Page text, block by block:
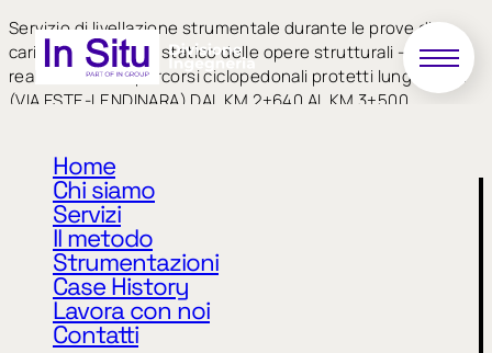
Home
Chi siamo
Servizi
Il metodo
Strumentazioni
Case History
Lavora con noi
Contatti
Servizio di livellazione strumentale durante le prove di
carico per collaudo statico delle opere strutturali –
realizzazione di percorsi ciclopedonali protetti lungo SP 41
(VIA ESTE-LENDINARA) DAL KM 2+640 AL KM 3+500.